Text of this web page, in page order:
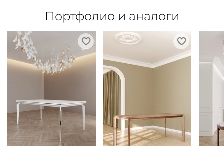
Портфолио и аналоги